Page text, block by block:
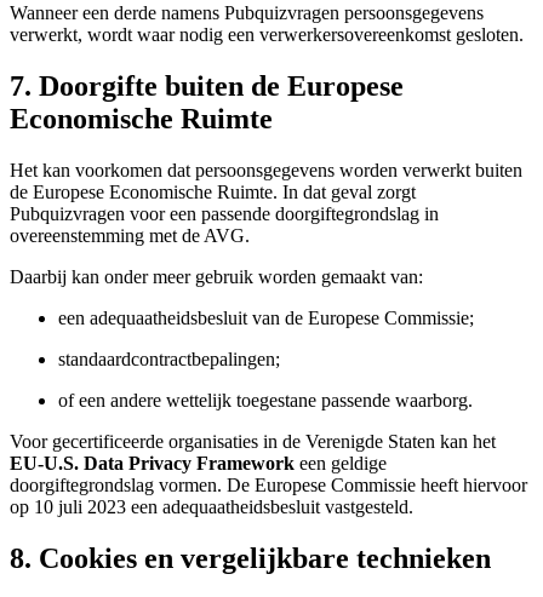
Wanneer een derde namens Pubquizvragen persoonsgegevens
verwerkt, wordt waar nodig een verwerkersovereenkomst gesloten.
7. Doorgifte buiten de Europese
Economische Ruimte
Het kan voorkomen dat persoonsgegevens worden verwerkt buiten
de Europese Economische Ruimte. In dat geval zorgt
Pubquizvragen voor een passende doorgiftegrondslag in
overeenstemming met de AVG.
Daarbij kan onder meer gebruik worden gemaakt van:
een adequaatheidsbesluit van de Europese Commissie;
standaardcontractbepalingen;
of een andere wettelijk toegestane passende waarborg.
Voor gecertificeerde organisaties in de Verenigde Staten kan het
EU-U.S. Data Privacy Framework een geldige
doorgiftegrondslag vormen. De Europese Commissie heeft hiervoor
op 10 juli 2023 een adequaatheidsbesluit vastgesteld.
8. Cookies en vergelijkbare technieken